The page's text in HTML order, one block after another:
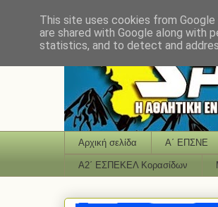
Αρχική σελίδα Α΄ ΕΠΣΝΕ
Α2΄ ΕΣΠΕΚΕΛ Κορασίδων
This site uses cookies from
are shared with Google along with
statistics, and to detect and